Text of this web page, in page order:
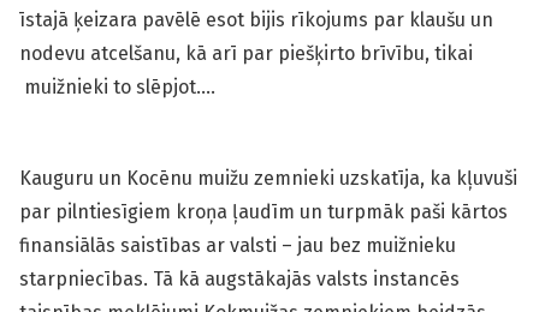
īstajā ķeizara pavēlē esot bijis rīkojums par klaušu un
nodevu atcelšanu, kā arī par piešķirto brīvību, tikai
muižnieki to slēpjot….
Kauguru un Kocēnu muižu zemnieki uzskatīja, ka kļuvuši
par pilntiesīgiem kroņa ļaudīm un turpmāk paši kārtos
finansiālās saistības ar valsti – jau bez muižnieku
starpniecības. Tā kā augstākajās valsts instancēs